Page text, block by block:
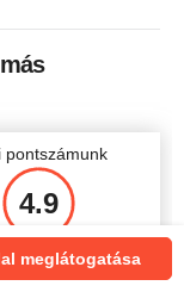
pontszámunk
4.9
meglátogatása